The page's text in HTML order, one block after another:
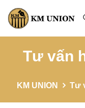
Tư vấn
KM UNION Tư